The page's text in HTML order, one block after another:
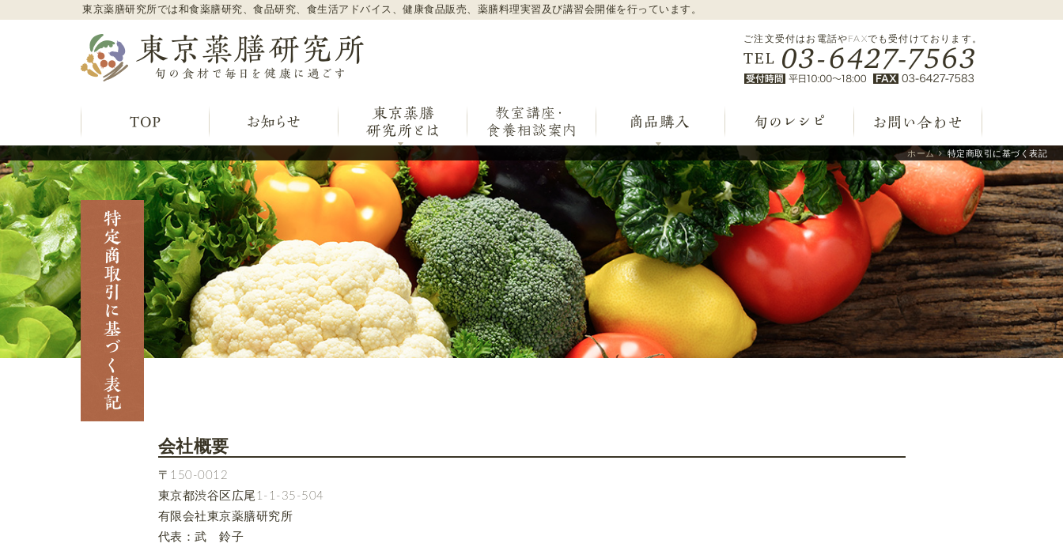
東京薬膳研究所では和食薬膳研究、食品研究、食生活アドバイス、健康食品販売、薬膳料理実習及び講習会開催を行っています。
ご注文受付はお電話やFAXでも受付けております。
ホーム 特定商取引に基づく表記
会社概要
〒150-0012
東京都渋谷区広尾1-1-35-504
有限会社東京薬膳研究所
代表：武 鈴子